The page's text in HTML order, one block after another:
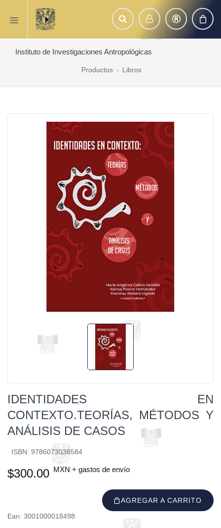
Instituto de Investigaciones Antropológicas
Productos Libros
IDENTIDADES EN
CONTEXTO.TEORÍAS, MÉTODOS Y
ANÁLISIS DE CASOS
ISBN: 9786073038584
$300.00 MXN + gastos de envío
AGREGAR A CARRITO
Ean: 3001000018498